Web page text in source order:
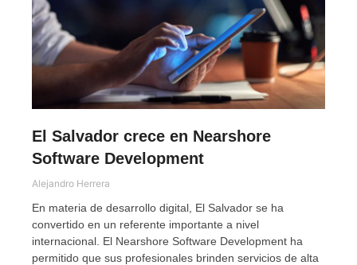
El Salvador crece en Nearshore
Software Development
Alejandro Herrera
En materia de desarrollo digital, El Salvador se ha
convertido en un referente importante a nivel
internacional. El Nearshore Software Development ha
permitido que sus profesionales brinden servicios de alta